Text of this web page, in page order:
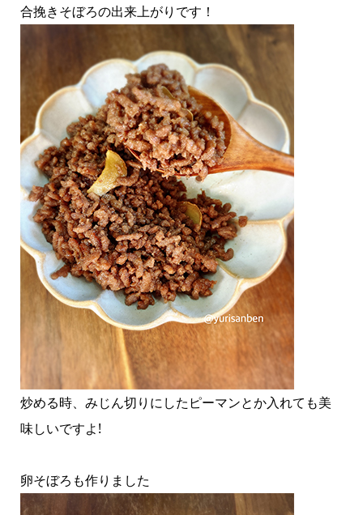
合挽きそぼろの出来上がりです！
炒める時、みじん切りにしたピーマンとか入れても美
味しいですよ!
卵そぼろも作りました